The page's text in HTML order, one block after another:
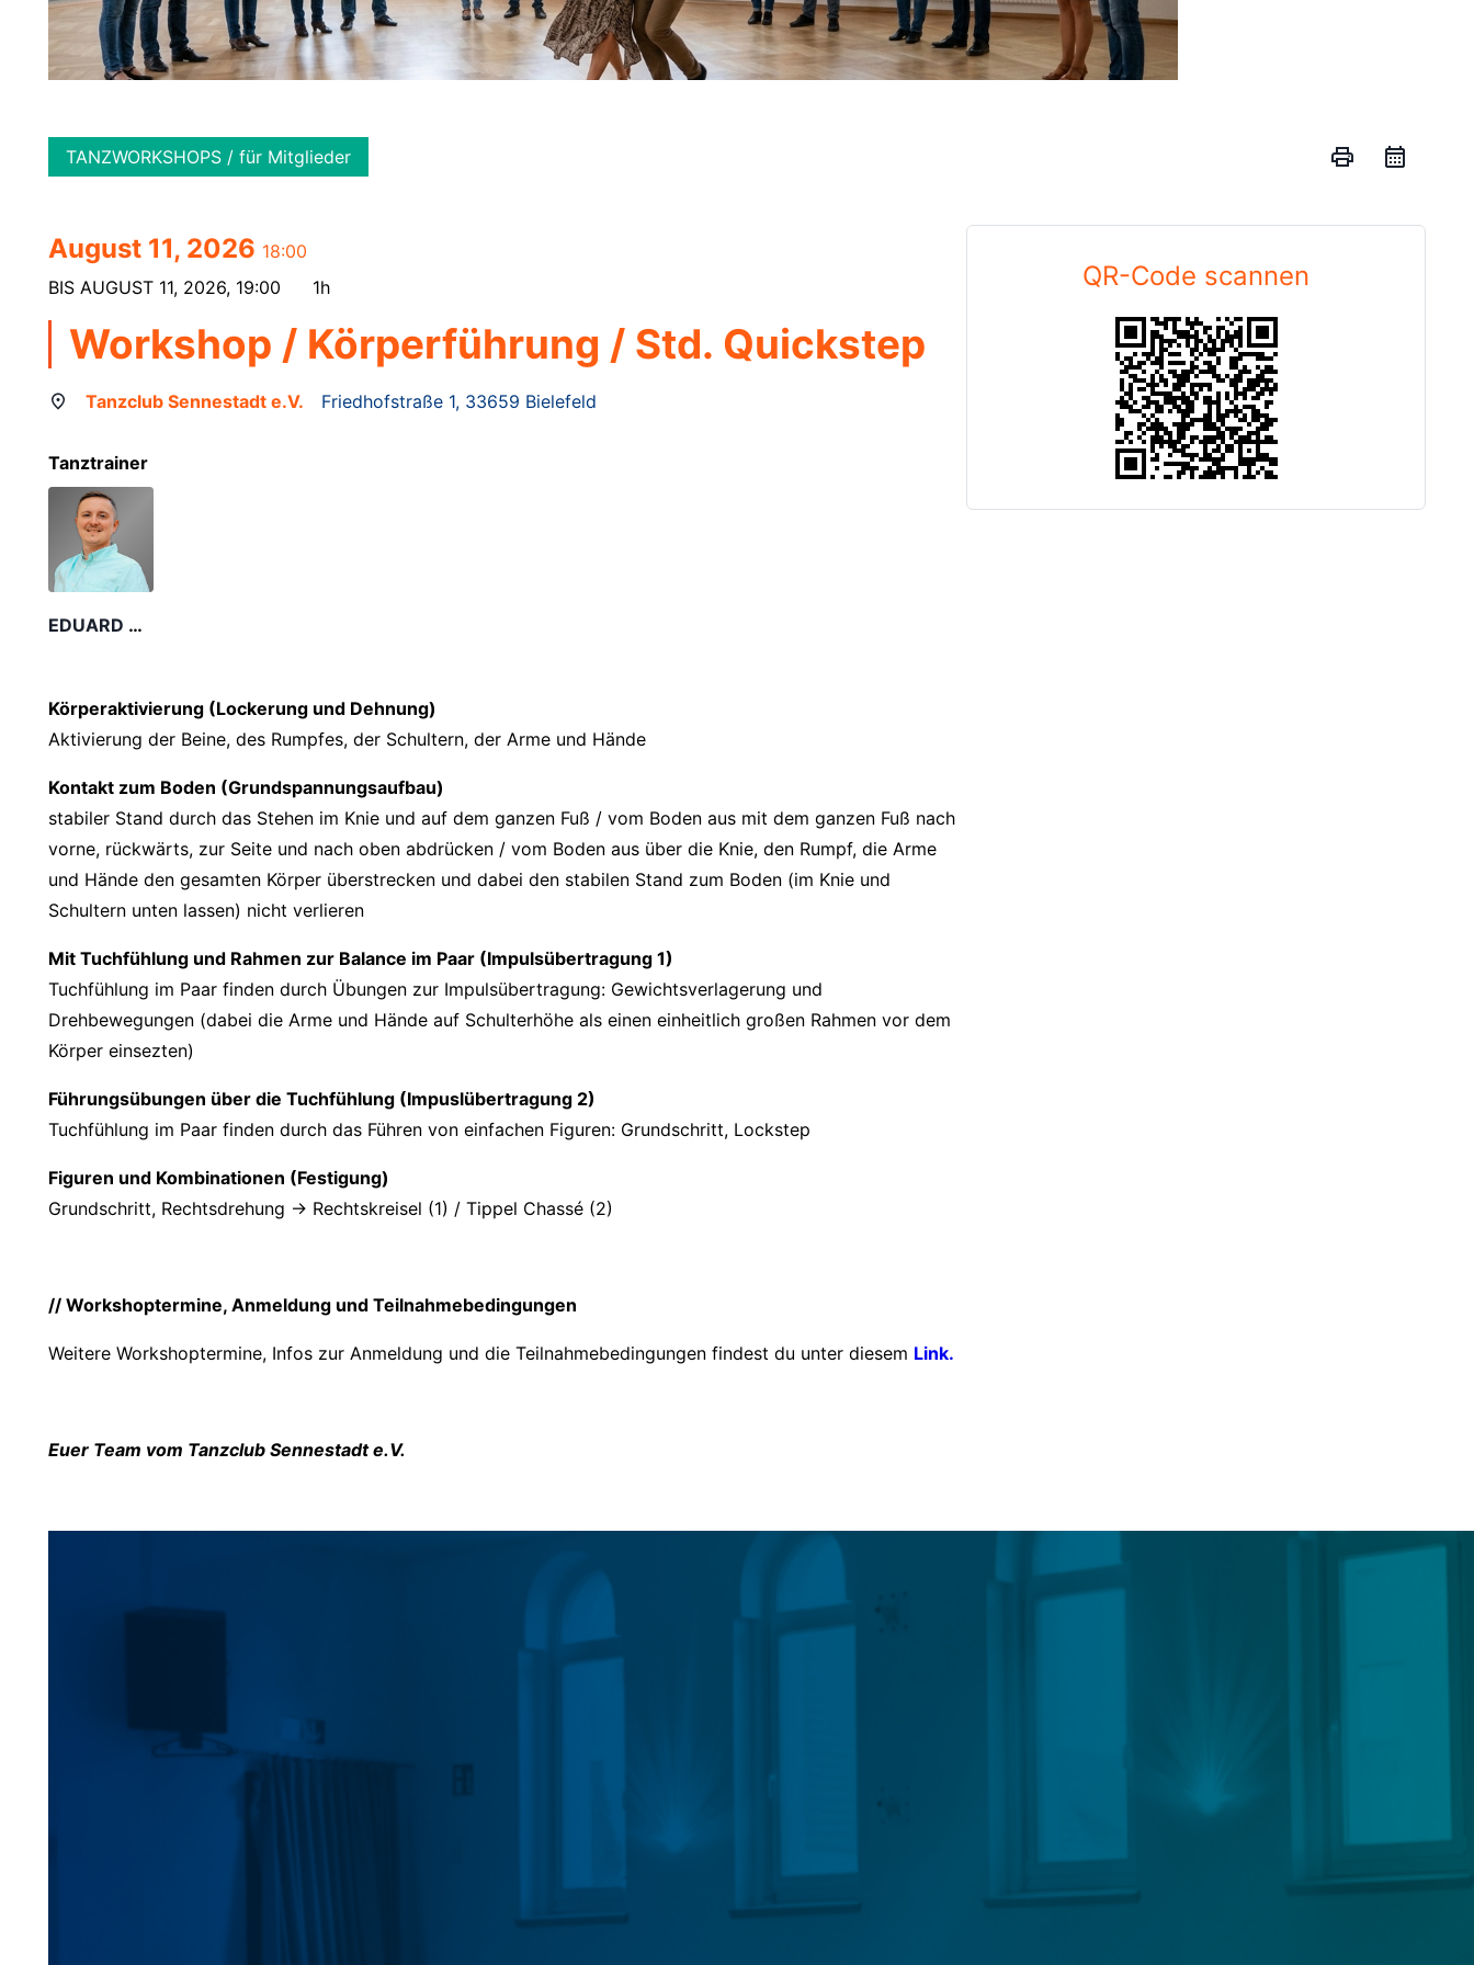
TANZWORKSHOPS / für Mitglieder print
August 11, 2026 18:00
BIS AUGUST 11, 2026, 19:00 1h
Workshop / Körperführung / Std. Quickstep
Tanzclub Sennestadt e.V. Friedhofstraße 1, 33659 Bielefeld
Tanztrainer
EDUARD KRUG
Körperaktivierung (Lockerung und Dehnung)
Aktivierung der Beine, des Rumpfes, der Schultern, der Arme und Hände
Kontakt zum Boden (Grundspannungsaufbau)
stabiler Stand durch das Stehen im Knie und auf dem ganzen Fuß / vom Boden aus mit dem ganzen Fuß nach
vorne, rückwärts, zur Seite und nach oben abdrücken / vom Boden aus über die Knie, den Rumpf, die Arme
und Hände den gesamten Körper überstrecken und dabei den stabilen Stand zum Boden (im Knie und
Schultern unten lassen) nicht verlieren
Mit Tuchfühlung und Rahmen zur Balance im Paar (Impulsübertragung 1)
Tuchfühlung im Paar finden durch Übungen zur Impulsübertragung: Gewichtsverlagerung und
Drehbewegungen (dabei die Arme und Hände auf Schulterhöhe als einen einheitlich großen Rahmen vor dem
Körper einsezten)
Führungsübungen über die Tuchfühlung (Impuslübertragung 2)
Tuchfühlung im Paar finden durch das Führen von einfachen Figuren: Grundschritt, Lockstep
Figuren und Kombinationen (Festigung)
Grundschritt, Rechtsdrehung -> Rechtskreisel (1) / Tippel Chassé (2)
// Workshoptermine, Anmeldung und Teilnahmebedingungen
Weitere Workshoptermine, Infos zur Anmeldung und die Teilnahmebedingungen findest du unter diesem Link.
Euer Team vom Tanzclub Sennestadt e.V.
QR-Code scannen